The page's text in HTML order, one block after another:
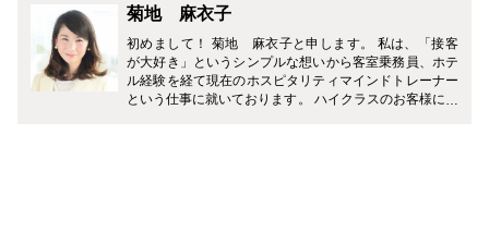
菊地 麻衣子
初めまして！ 菊地 麻衣子と申します。 私は、「接客
が大好き」というシンプルな想いから客室乗務員、ホテ
ル経験を経て現在のホスピタリティマインドトレーナー
という仕事に就いております。 ハイクラスのお客様に沢